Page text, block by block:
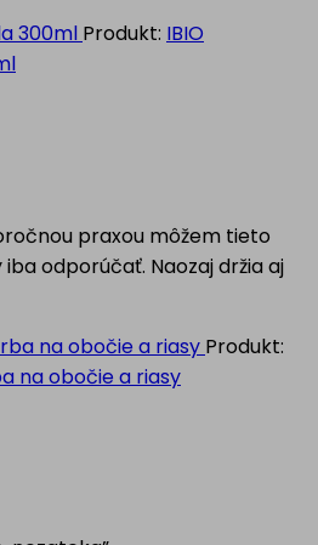
Produkt: IBIO
praxou môžem tieto
odporúčať. Naozaj držia aj
Produkt:
na obočie a riasy